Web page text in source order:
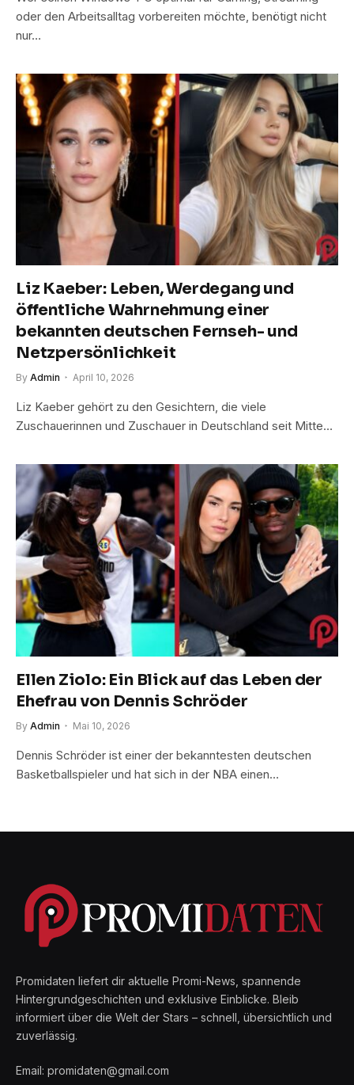
oder den Arbeitsalltag vorbereiten möchte, benötigt nicht
nur…
Liz Kaeber: Leben, Werdegang und
öffentliche Wahrnehmung einer
bekannten deutschen Fernseh- und
Netzpersönlichkeit
By Admin April 10, 2026
Liz Kaeber gehört zu den Gesichtern, die viele
Zuschauerinnen und Zuschauer in Deutschland seit Mitte…
Ellen Ziolo: Ein Blick auf das Leben der
Ehefrau von Dennis Schröder
By Admin Mai 10, 2026
Dennis Schröder ist einer der bekanntesten deutschen
Basketballspieler und hat sich in der NBA einen…
Promidaten liefert dir aktuelle Promi-News, spannende
Hintergrundgeschichten und exklusive Einblicke. Bleib
informiert über die Welt der Stars – schnell, übersichtlich und
zuverlässig.
Email: promidaten@gmail.com